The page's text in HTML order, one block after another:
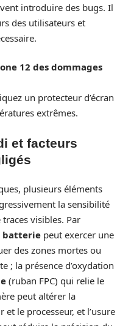
introduire des bugs. Il
des utilisateurs et
12 des dommages
un protecteur d’écran
extrêmes.
et facteurs
plusieurs éléments
la sensibilité
traces visibles. Par
batterie peut exercer une
des zones mortes ou
; la présence d’oxydation
(ruban FPC) qui relie le
peut altérer la
le processeur, et l’usure